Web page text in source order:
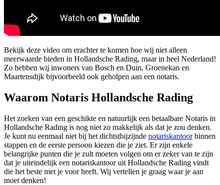
Bekijk deze video om erachter te komen hoe wij niet alleen
meerwaarde bieden in Hollandsche Rading, maar in heel Nederland!
Zo hebben wij inwoners van Bosch en Duin, Groenekan en
Maartensdijk bijvoorbeeld ook geholpen aan een notaris.
Waarom Notaris Hollandsche Rading
Het zoeken van een geschikte en natuurlijk een betaalbare Notaris in
Hollandsche Rading is nog niet zo makkelijk als dat je zou denken.
Je kunt nu eenmaal niet bij het dichtstbijzijnde notariskantoorbinnen
stappen en de eerste persoon kiezen die je ziet. Er zijn enkele
belangrijke punten die je zult moeten volgen om er zeker van te zijn
dat je uiteindelijk een notariskantoor uit Hollandsche Rading vindt
die het beste met je voor heeft. Wij vertellen je graag waar je aan
moet denken!